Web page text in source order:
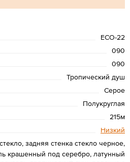
ЕСО-22
090
090
Тропический душ
Серое
Полукруглая
215м
Низкий
задняя стенка стекло черное,
крашенный под серебро, латунный